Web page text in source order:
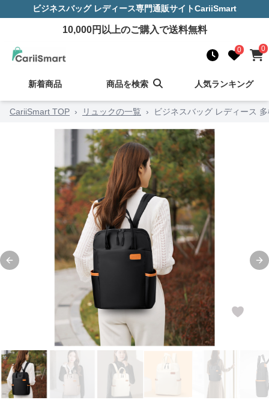
ビジネスバッグ レディース専門通販サイトCariiSmart
10,000円以上のご購入で送料無料
0 0
新着商品 商品を検索 人気ランキング
CariiSmart TOP › リュックの一覧 › ビジネスバッグ レディース
Previous slide